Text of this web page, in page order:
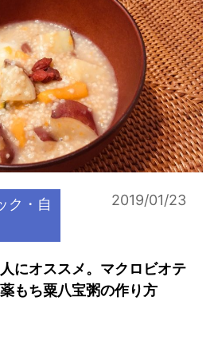
ク・自
2019/01/23
にオススメ。マクロビオテ
もち粟八宝粥の作り方